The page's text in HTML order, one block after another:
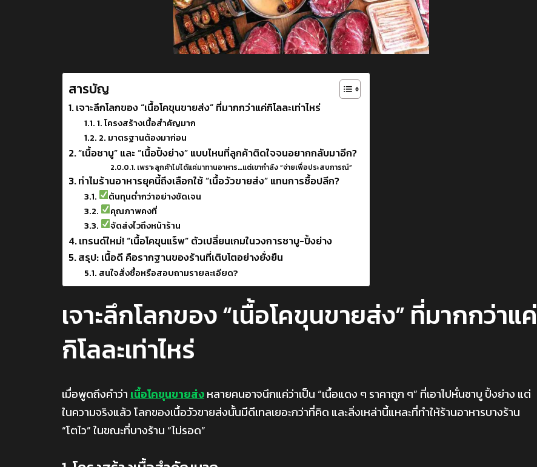
สารบัญ
เจาะลึกโลกของ “เนื้อโคขุนขายส่ง” ที่มากกว่าแค่กิโลละเท่าไหร่
1. โครงสร้างเนื้อสำคัญมาก
2. มาตรฐานต้องมาก่อน
“เนื้อชาบู” และ “เนื้อปิ้งย่าง” แบบไหนที่ลูกค้าติดใจจนอยากกลับมาอีก?
เพราะลูกค้าไม่ได้แค่มาทานอาหาร…แต่เขากำลัง “จ่ายเพื่อประสบการณ์”
ทำไมร้านอาหารยุคนี้ถึงเลือกใช้ “เนื้อวัวขายส่ง” แทนการซื้อปลีก?
ต้นทุนต่ำกว่าอย่างชัดเจน
คุณภาพคงที่
จัดส่งไวถึงหน้าร้าน
เทรนด์ใหม่! “เนื้อโคขุนแร็พ” ตัวเปลี่ยนเกมในวงการชาบู-ปิ้งย่าง
สรุป: เนื้อดี คือรากฐานของร้านที่เติบโตอย่างยั่งยืน
สนใจสั่งซื้อหรือสอบถามรายละเอียด?
เจาะลึกโลกของ “เนื้อโคขุนขายส่ง” ที่มากกว่าแค่
กิโลละเท่าไหร่
เมื่อพูดถึงคำว่า เนื้อโคขุนขายส่งหลายคนอาจนึกแค่ว่าเป็น “เนื้อแดง ๆ ราคาถูก ๆ” ที่เอาไปหั่นชาบู ปิ้งย่าง แต่
ในความจริงแล้ว โลกของเนื้อวัวขายส่งนั้นมีดีเทลเยอะกว่าที่คิด และสิ่งเหล่านี้แหละที่ทำให้ร้านอาหารบางร้าน
“โตไว” ในขณะที่บางร้าน “ไม่รอด”